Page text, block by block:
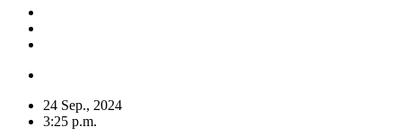
24 Sep., 2024
3:25 p.m.